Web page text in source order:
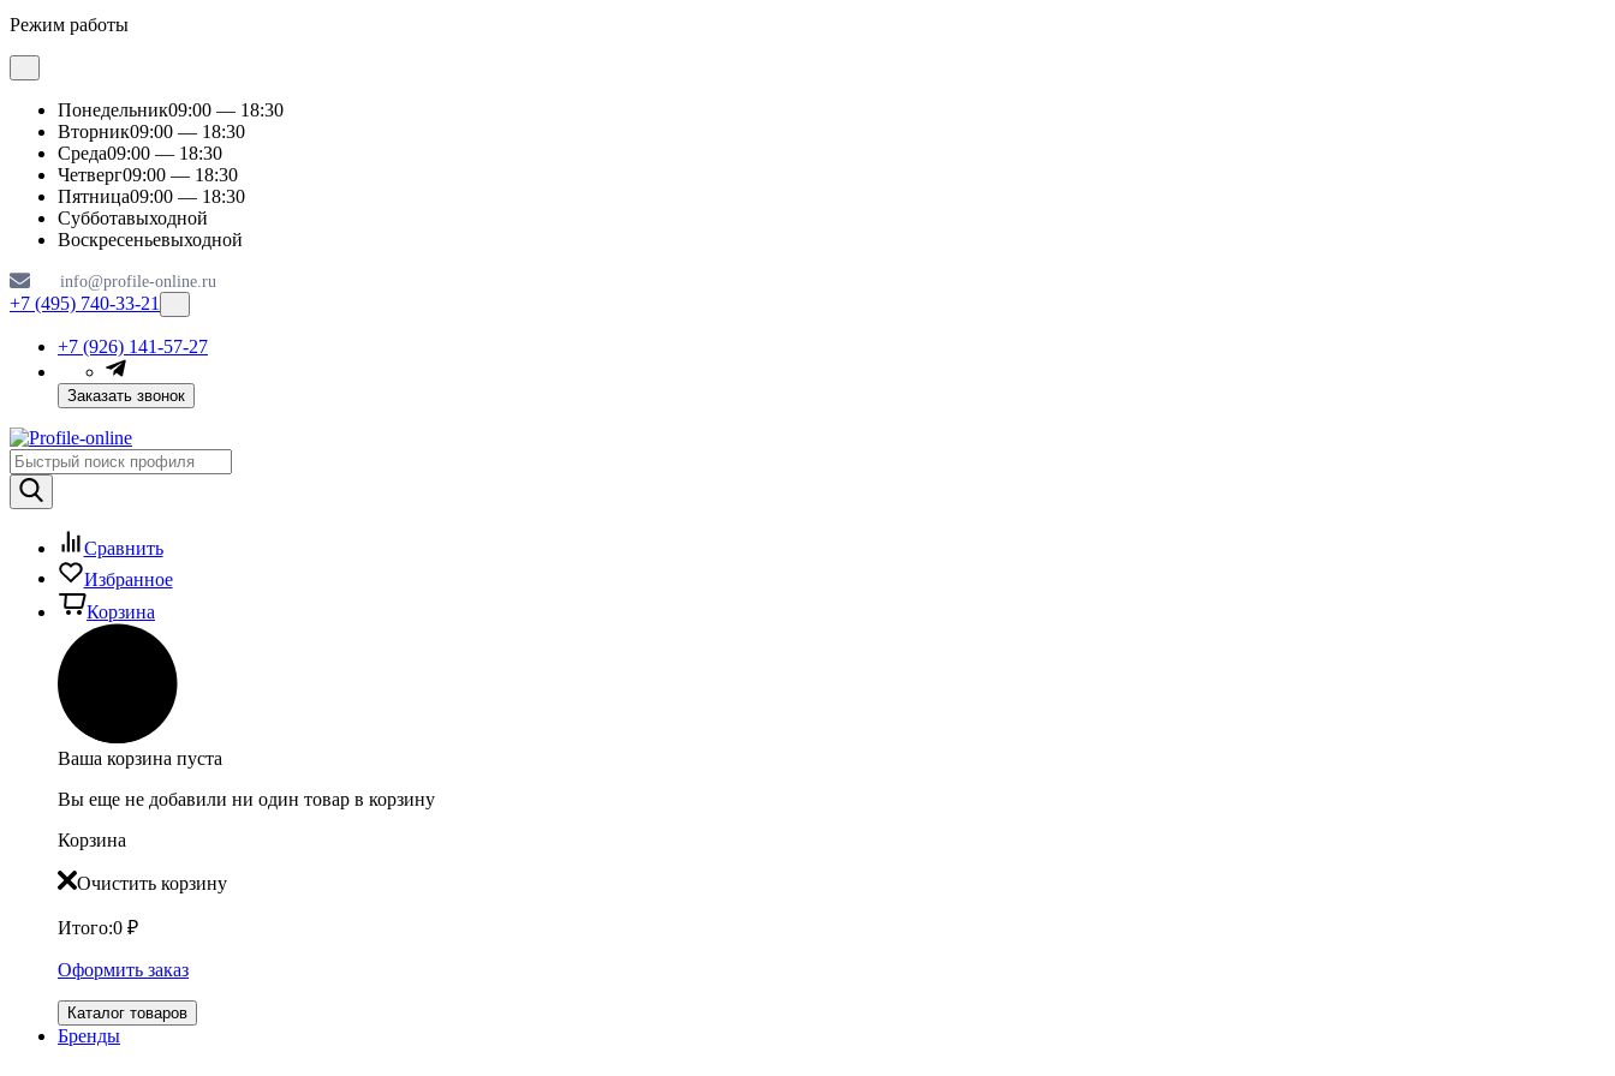
Режим работы
Понедельник09:00 — 18:30
Вторник09:00 — 18:30
Среда09:00 — 18:30
Четверг09:00 — 18:30
Пятница09:00 — 18:30
Субботавыходной
Воскресеньевыходной
info@profile-online.ru
+7 (495) 740-33-21
+7 (926) 141-57-27
Заказать звонок
Сравнить
Избранное
Корзина
Ваша корзина пуста
Вы еще не добавили ни один товар в корзину
Корзина
Очистить корзину
Итого:0 ₽
Оформить заказ
Каталог товаров
Бренды